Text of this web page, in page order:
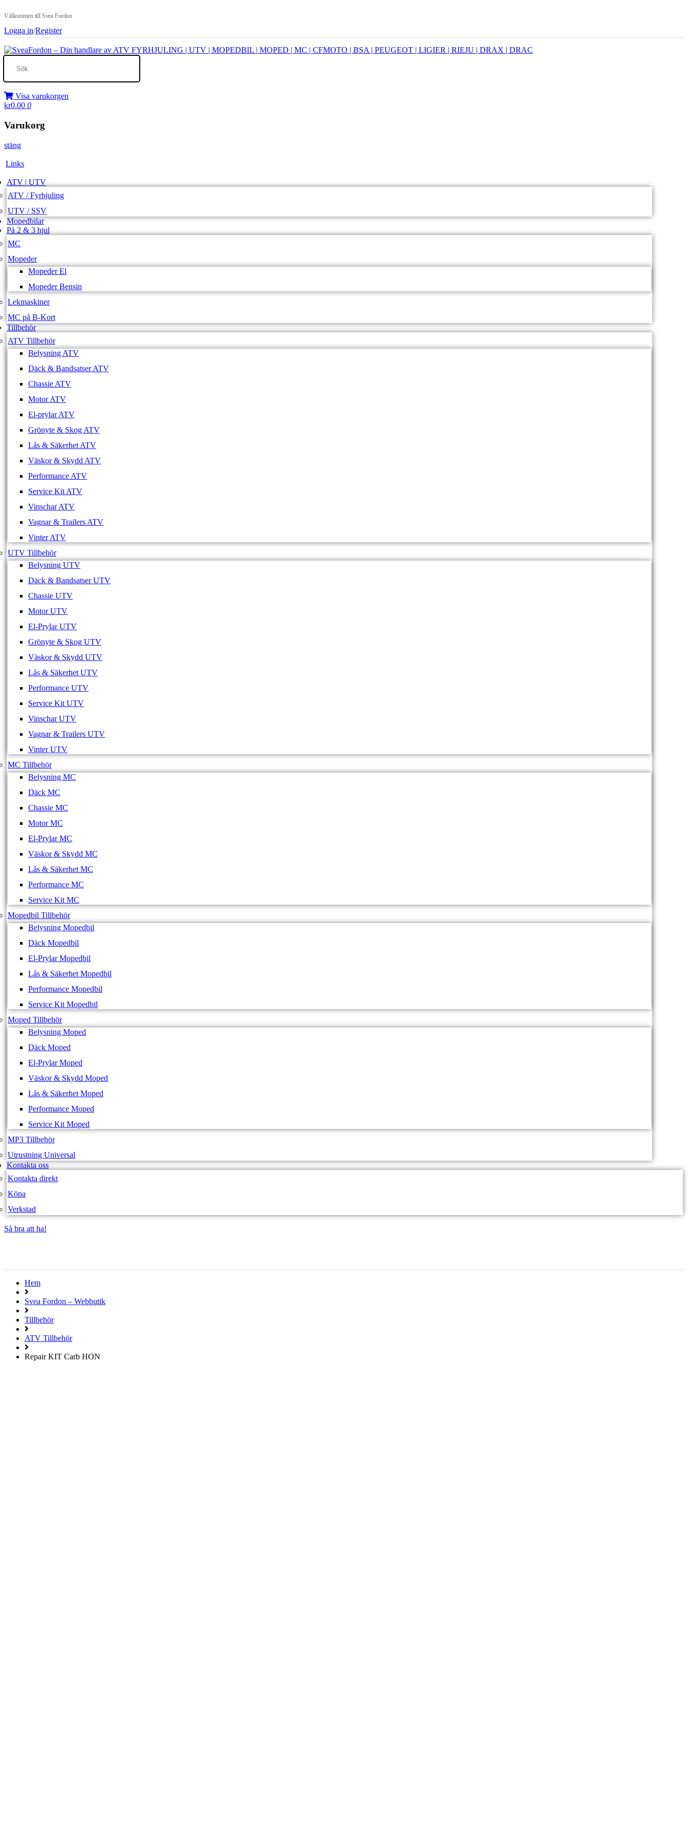
Välkommen till Svea Fordon
Logga in/Register
Visa varukorgen
kr0.00 0
Varukorg
stäng
Links
ATV | UTV
ATV / Fyrhjuling
UTV / SSV
Mopedbilar
På 2 & 3 hjul
MC
Mopeder
Mopeder El
Mopeder Bensin
Lekmaskiner
MC på B-Kort
Tillbehör
ATV Tillbehör
Belysning ATV
Däck & Bandsatser ATV
Chassie ATV
Motor ATV
El-prylar ATV
Grönyte & Skog ATV
Lås & Säkerhet ATV
Väskor & Skydd ATV
Performance ATV
Service Kit ATV
Vinschar ATV
Vagnar & Trailers ATV
Vinter ATV
UTV Tillbehör
Belysning UTV
Däck & Bandsatser UTV
Chassie UTV
Motor UTV
El-Prylar UTV
Grönyte & Skog UTV
Väskor & Skydd UTV
Lås & Säkerhet UTV
Performance UTV
Service Kit UTV
Vinschar UTV
Vagnar & Trailers UTV
Vinter UTV
MC Tillbehör
Belysning MC
Däck MC
Chassie MC
Motor MC
El-Prylar MC
Väskor & Skydd MC
Lås & Säkerhet MC
Performance MC
Service Kit MC
Mopedbil Tillbehör
Belysning Mopedbil
Däck Mopedbil
El-Prylar Mopedbil
Lås & Säkerhet Mopedbil
Performance Mopedbil
Service Kit Mopedbil
Moped Tillbehör
Belysning Moped
Däck Moped
El-Prylar Moped
Väskor & Skydd Moped
Lås & Säkerhet Moped
Performance Moped
Service Kit Moped
MP3 Tillbehör
Utrustning Universal
Kontakta oss
Kontakta direkt
Köpa
Verkstad
Så bra att ha!
Hem
Svea Fordon – Webbutik
Tillbehör
ATV Tillbehör
Repair KIT Carb HON